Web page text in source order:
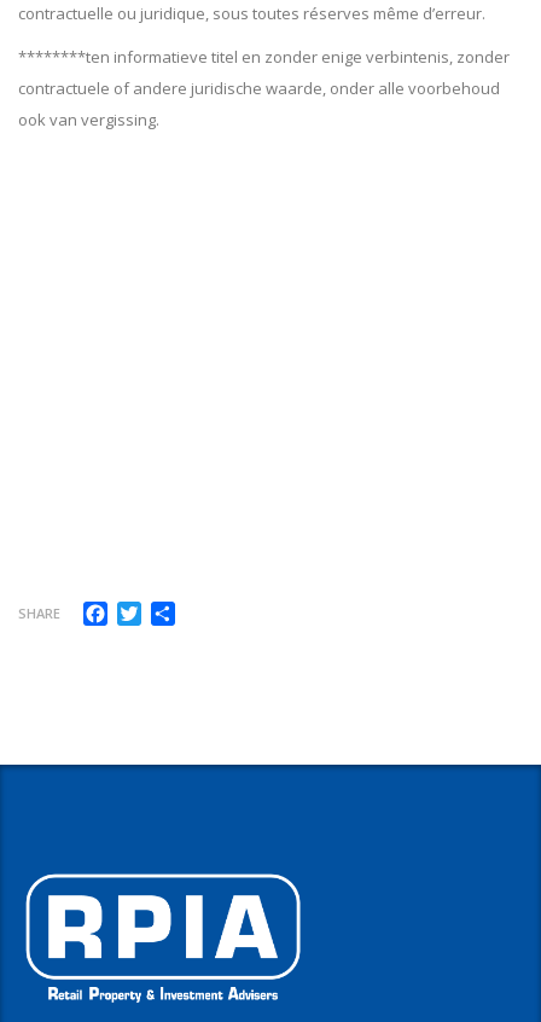
contractuelle ou juridique, sous toutes réserves même d’erreur.
********ten informatieve titel en zonder enige verbintenis, zonder
contractuele of andere juridische waarde, onder alle voorbehoud
ook van vergissing.
SHARE Facebook
Twitter